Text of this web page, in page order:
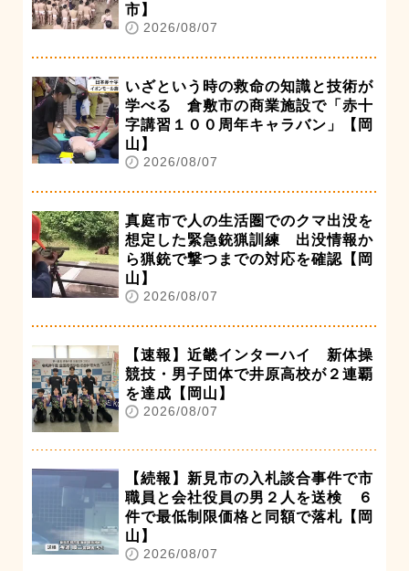
市】
2026/08/07
いざという時の救命の知識と技術が
学べる 倉敷市の商業施設で「赤十
字講習１００周年キャラバン」【岡
山】
2026/08/07
真庭市で人の生活圏でのクマ出没を
想定した緊急銃猟訓練 出没情報か
ら猟銃で撃つまでの対応を確認【岡
山】
2026/08/07
【速報】近畿インターハイ 新体操
競技・男子団体で井原高校が２連覇
を達成【岡山】
2026/08/07
【続報】新見市の入札談合事件で市
職員と会社役員の男２人を送検 ６
件で最低制限価格と同額で落札【岡
山】
2026/08/07